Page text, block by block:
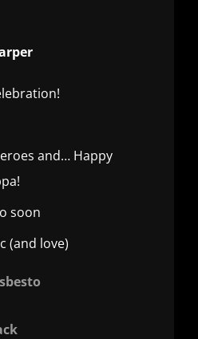
and… Happy
soon
(and love)